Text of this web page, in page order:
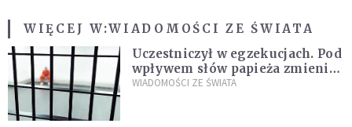
WIĘCEJ W:WIADOMOŚCI ZE ŚWIATA
Uczestniczył w egzekucjach. Pod
wpływem słów papieża zmienił
zdanie
WIADOMOŚCI ZE ŚWIATA